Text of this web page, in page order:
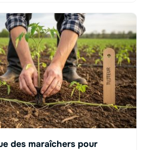
des maraîchers pour